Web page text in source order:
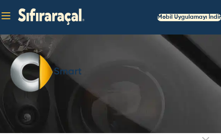
Mobil Uygulamayı İndir
Smart